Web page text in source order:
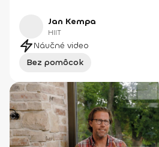
Jan Kempa
HIIT
Náučné video
Bez pomôcok